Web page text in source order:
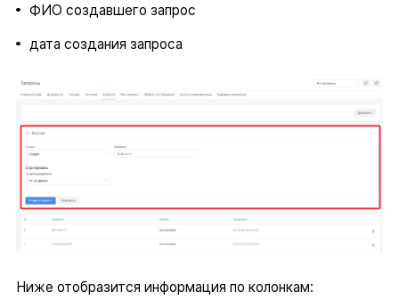
ФИО создавшего запрос
дата создания запроса
Ниже отобразится информация по колонкам: